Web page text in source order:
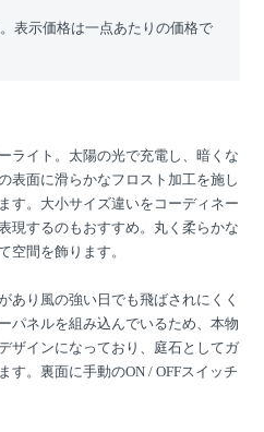
表示価格は一点あたりの価格で
ライト。太陽の光で充電し、暗くな
表面に滑らかなフロスト加工を施し
す。大小サイズ違いをコーディネー
現するのもおすすめ。丸く柔らかな
空間を飾ります。
あり風の強い日でも飛ばされにくく
パネルを組み込んでいるため、本物
ザインになっており、庭石としてガ
す。裏面に手動のON / OFFスイッチ